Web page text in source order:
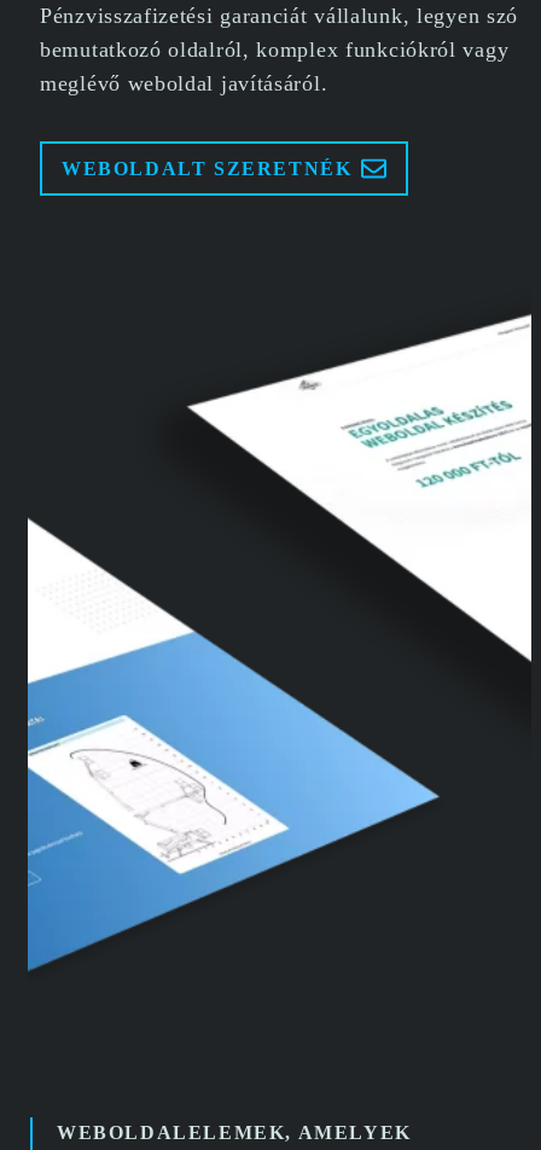
Pénzvisszafizetési garanciát vállalunk, legyen szó
bemutatkozó oldalról, komplex funkciókról vagy
meglévő weboldal javításáról.
WEBOLDALT SZERETNÉK
WEBOLDALELEMEK, AMELYEK